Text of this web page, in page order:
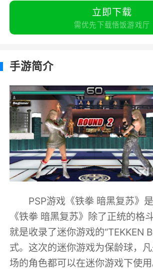
立即下载
需优先下载悟饭游戏厅
手游简介
PSP游戏《铁拳 暗黑复苏》是
《铁拳 暗黑复苏》除了正统的格
就是收录了迷你游戏的“TEKKEN
式。这次的迷你游戏为保龄球，
场的角色都可以在迷你游戏下使